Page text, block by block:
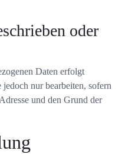
oder
Daten erfolgt
nur bearbeiten, sofern
und den Grund der